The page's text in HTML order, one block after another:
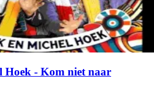
- Kom niet naar